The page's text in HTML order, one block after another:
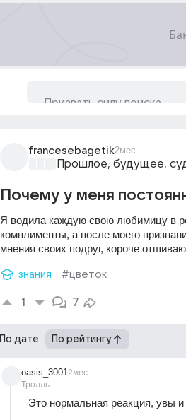
francesebagetik2мес
Прошлое, будущее,
Почему у меня
Я водила каждую свою любимицу в
комплименты, а после моего
мнения своих подруг, короче
знания #цветок
1 7
По дате По рейтингу
oasis_3001
Тролль
2мес
Это нормальная реакция, увы и